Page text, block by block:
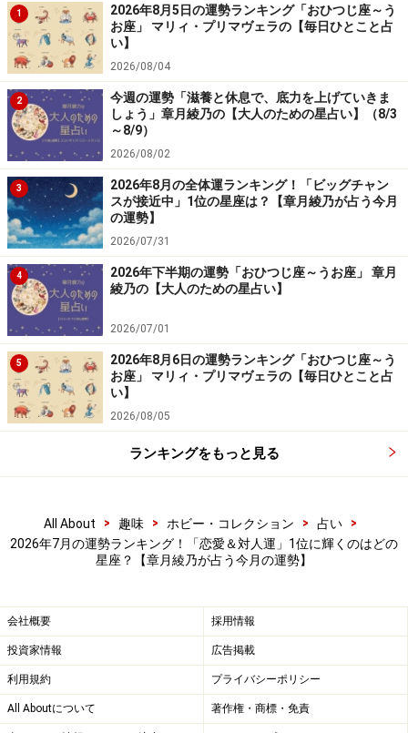
＞【才能＆創造性】ランキングの結果を見る
4位：みずがめ座（1月20日～2月18日生ま
れ）
恋のパターンが変わって、今までノーマークだった人に
惹かれそう。
今まであなたの周りにいないタイプの人だけに、いろい
ろ戸惑うことも多そう。デートや交際の定義から、イチ
イチ新鮮なはず。感動をシェアすることで、ご縁を育て
て。
＞【全体運】ランキングの結果を見る
＞【仕事＆金運】ランキングの結果を見る
＞【才能＆創造性】ランキングの結果を見る
5位：いて座（11月23日～12月21日生ま
れ）
スペシャルな関係が生まれようとしています。
1
2026年8月5日の運勢ランキング「おひつじ座～う
お座」 マリィ・プリマヴェラの【毎日ひとこと占
い】
2026/08/04
2
今週の運勢「滋養と休息で、底力を上げていきま
しょう」章月綾乃の【大人のための星占い】（8/3
～8/9）
2026/08/02
3
2026年8月の全体運ランキング！「ビッグチャン
スが接近中」1位の星座は？【章月綾乃が占う今月
の運勢】
2026/07/31
4
2026年下半期の運勢「おひつじ座～うお座」 章月
綾乃の【大人のための星占い】
2026/07/01
5
2026年8月6日の運勢ランキング「おひつじ座～う
お座」 マリィ・プリマヴェラの【毎日ひとこと占
い】
2026/08/05
ランキングをもっと見る
All About > 趣味 > ホビー・コレクション > 占い
>
2026年7月の運勢ランキング！「恋愛＆対人運」1位に輝くのはどの
星座？【章月綾乃が占う今月の運勢】
会社概要 採用情報
投資家情報 広告掲載
利用規約 プライバシーポリシー
All Aboutについて 著作権・商標・免責